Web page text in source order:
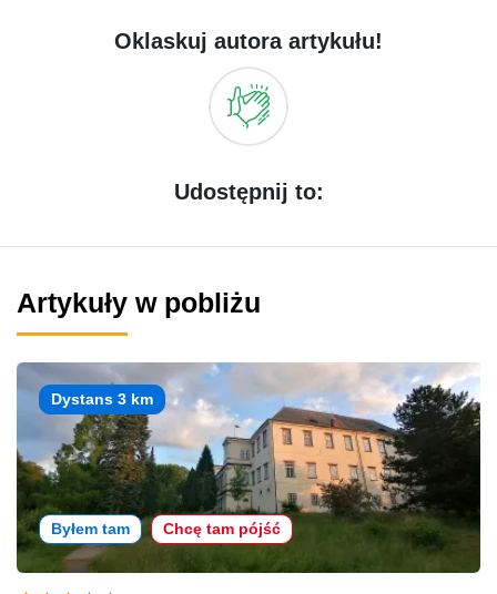
Oklaskuj autora artykułu!
Udostępnij to:
Artykuły w pobliżu
Dystans 3 km
Byłem tam Chcę tam pójść